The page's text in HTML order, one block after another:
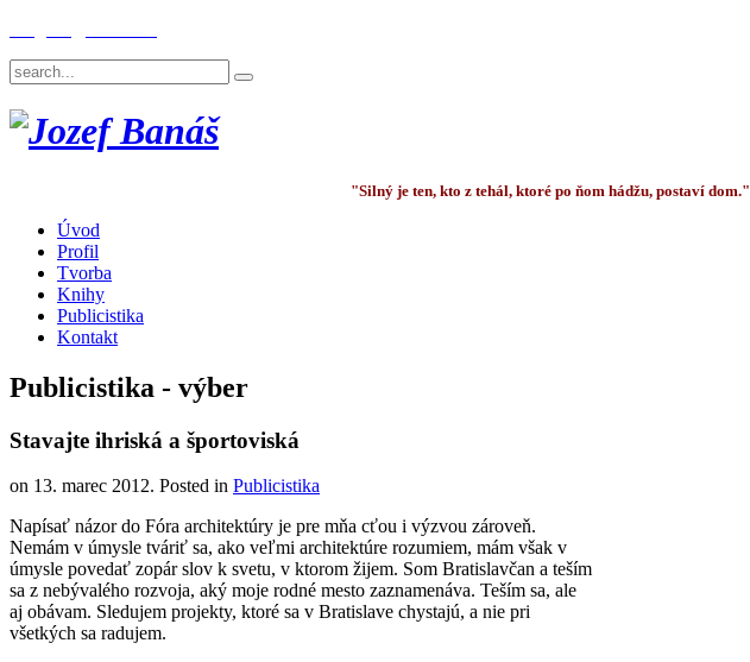
"Silný je ten, kto z tehál, ktoré po ňom hádžu, postaví dom."
Úvod
Profil
Tvorba
Knihy
Publicistika
Kontakt
Publicistika - výber
Stavajte ihriská a športoviská
on 13. marec 2012. Posted in Publicistika
Napísať názor do Fóra architektúry je pre mňa cťou i výzvou zároveň.
Nemám v úmysle tváriť sa, ako veľmi architektúre rozumiem, mám však v
úmysle povedať zopár slov k svetu, v ktorom žijem. Som Bratislavčan a teším
sa z nebývalého rozvoja, aký moje rodné mesto zaznamenáva. Teším sa, ale
aj obávam. Sledujem projekty, ktoré sa v Bratislave chystajú, a nie pri
všetkých sa radujem.